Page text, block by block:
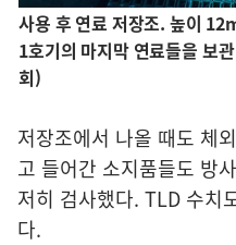
사용 후 연료 저장조. 높이
1호기의 마지막 연료들을 보
회)
저장조에서 나올 때도 체
고 들어간 소지품들도 방
저히 검사했다. TLD 수치
다.